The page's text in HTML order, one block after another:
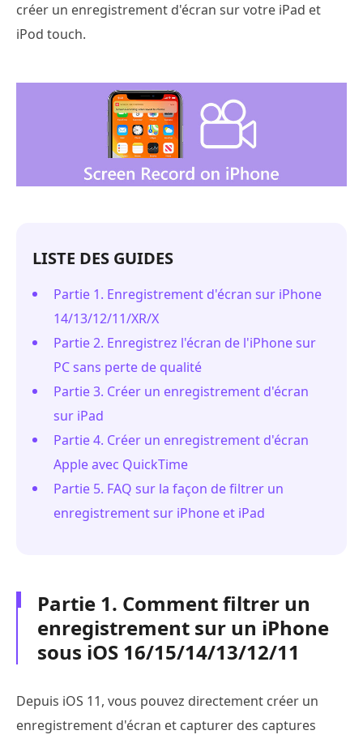
créer un enregistrement d'écran sur votre iPad et
iPod touch.
LISTE DES GUIDES
Partie 1. Enregistrement d'écran sur iPhone
14/13/12/11/XR/X
Partie 2. Enregistrez l'écran de l'iPhone sur
PC sans perte de qualité
Partie 3. Créer un enregistrement d'écran
sur iPad
Partie 4. Créer un enregistrement d'écran
Apple avec QuickTime
Partie 5. FAQ sur la façon de filtrer un
enregistrement sur iPhone et iPad
Partie 1. Comment filtrer un
enregistrement sur un iPhone
sous iOS 16/15/14/13/12/11
Depuis iOS 11, vous pouvez directement créer un
enregistrement d'écran et capturer des captures